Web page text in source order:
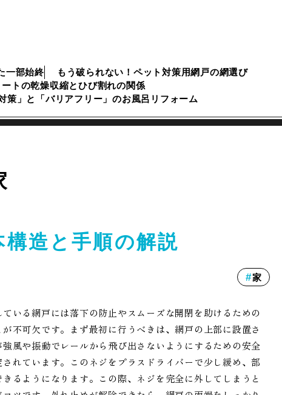
一部始終
もう破られない！ペット対策用網戸の網選び
ートの乾燥収縮とひび割れの関係
策」と「バリアフリー」のお風呂リフォーム
造と手順の解説
家
いる網戸には落下の防止やスムーズな開閉を助けるための
不可欠です。まず最初に行うべきは、網戸の上部に設置さ
風や振動でレールから飛び出さないようにするための安全
れています。このネジをプラスドライバーで少し緩め、部
るようになります。この際、ネジを完全に外してしまうと